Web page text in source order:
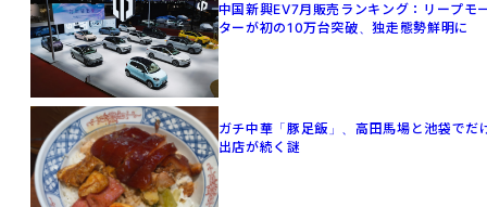
中国新興EV7月販売ランキング：リープモ
ターが初の10万台突破、独走態勢鮮明に
ガチ中華「豚足飯」、高田馬場と池袋でだ
出店が続く謎